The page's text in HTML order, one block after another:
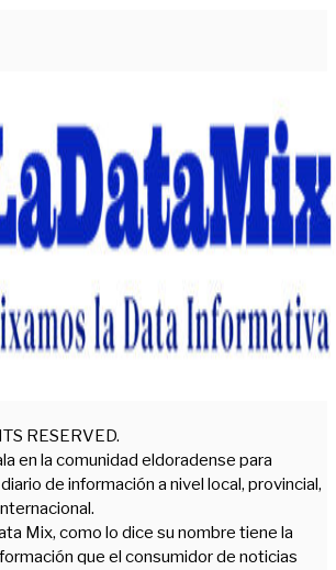
RESERVED.
en la comunidad eldoradense para
de información a nivel local, provincial,
Mix, como lo dice su nombre tiene la
que el consumidor de noticias